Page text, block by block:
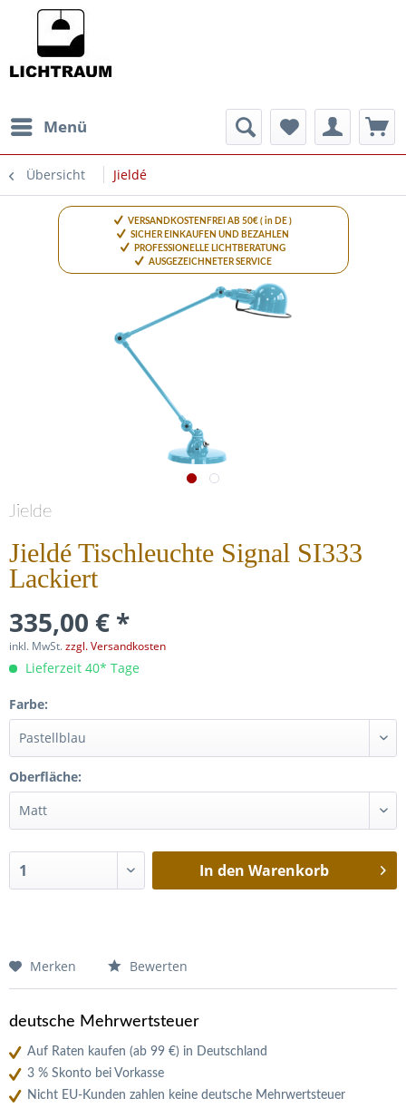
Menü
Übersicht Jieldé
VERSANDKOSTENFREI AB 50€ ( in DE )
SICHER EINKAUFEN UND BEZAHLEN
PROFESSIONELLE LICHTBERATUNG
AUSGEZEICHNETER SERVICE
Jielde
Jieldé Tischleuchte Signal SI333
Lackiert
335,00 € *
inkl. MwSt.zzgl. Versandkosten
Lieferzeit 40* Tage
Farbe:
Oberfläche:
In den Warenkorb
Merken Bewerten
deutsche Mehrwertsteuer
Auf Raten kaufen (ab 99 €) in Deutschland
3 % Skonto bei Vorkasse
Nicht EU-Kunden zahlen keine deutsche Mehrwertsteuer